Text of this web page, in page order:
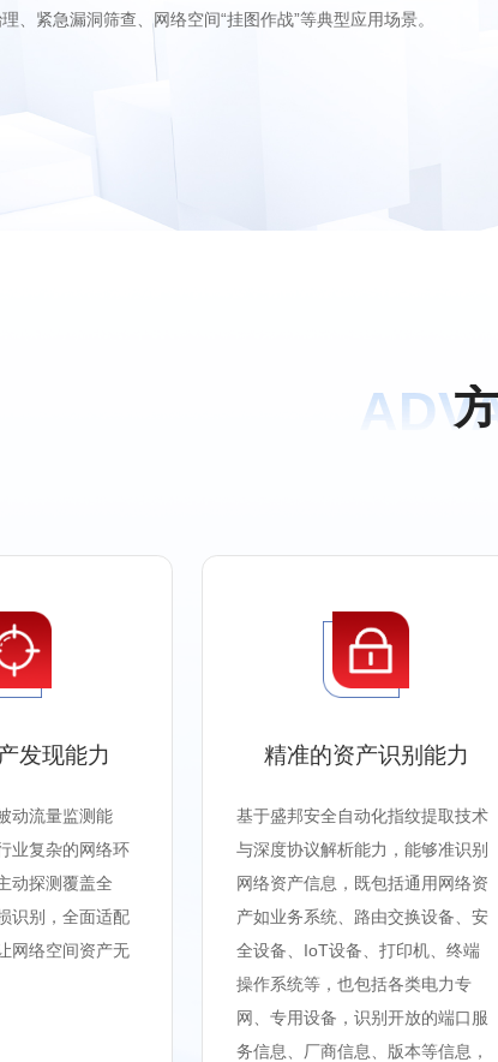
、紧急漏洞筛查、网络空间“挂图作战”等典型应用场景。
方
发现能力
动流量监测能
业复杂的网络环
动探测覆盖全
识别，全面适配
网络空间资产无
精准的资产识别能力
基于盛邦安全自动化指纹提取技术
与深度协议解析能力，能够准识别
网络资产信息，既包括通用网络资
产如业务系统、路由交换设备、安
全设备、IoT设备、打印机、终端
操作系统等，也包括各类电力专
网、专用设备，识别开放的端口服
务信息、厂商信息、版本等信息，